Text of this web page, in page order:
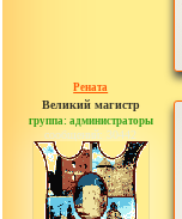
Рената
Великий магистр
группа: администраторы
сообщений: 30442